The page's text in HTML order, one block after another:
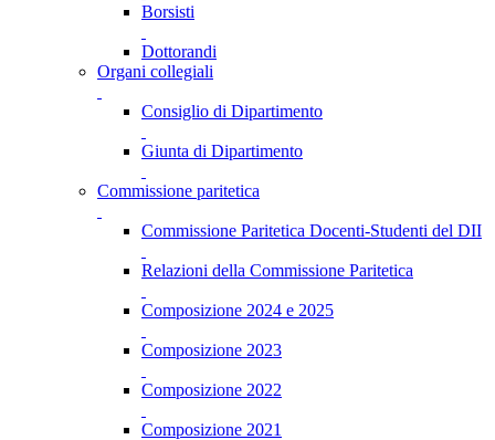
Borsisti
Dottorandi
Organi collegiali
Consiglio di Dipartimento
Giunta di Dipartimento
Commissione paritetica
Commissione Paritetica Docenti-Studenti del DII
Relazioni della Commissione Paritetica
Composizione 2024 e 2025
Composizione 2023
Composizione 2022
Composizione 2021